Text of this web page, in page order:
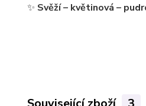
✨ Svěží – květinová –